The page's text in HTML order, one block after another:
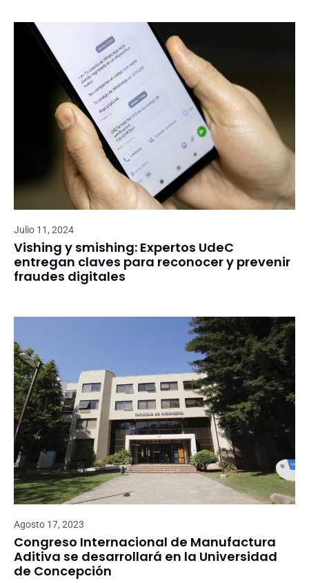
Julio 11, 2024
Vishing y smishing: Expertos UdeC
entregan claves para reconocer y prevenir
fraudes digitales
Agosto 17, 2023
Congreso Internacional de Manufactura
Aditiva se desarrollará en la Universidad
de Concepción